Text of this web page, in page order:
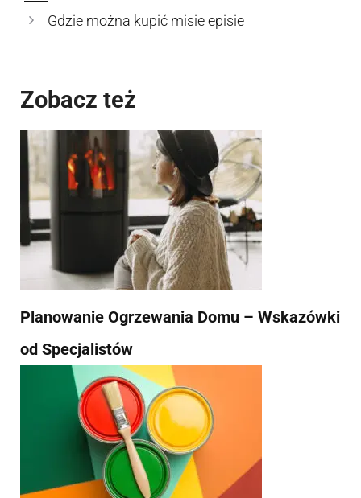
Gdzie można kupić misie episie
Zobacz też
Planowanie Ogrzewania Domu – Wskazówki
od Specjalistów